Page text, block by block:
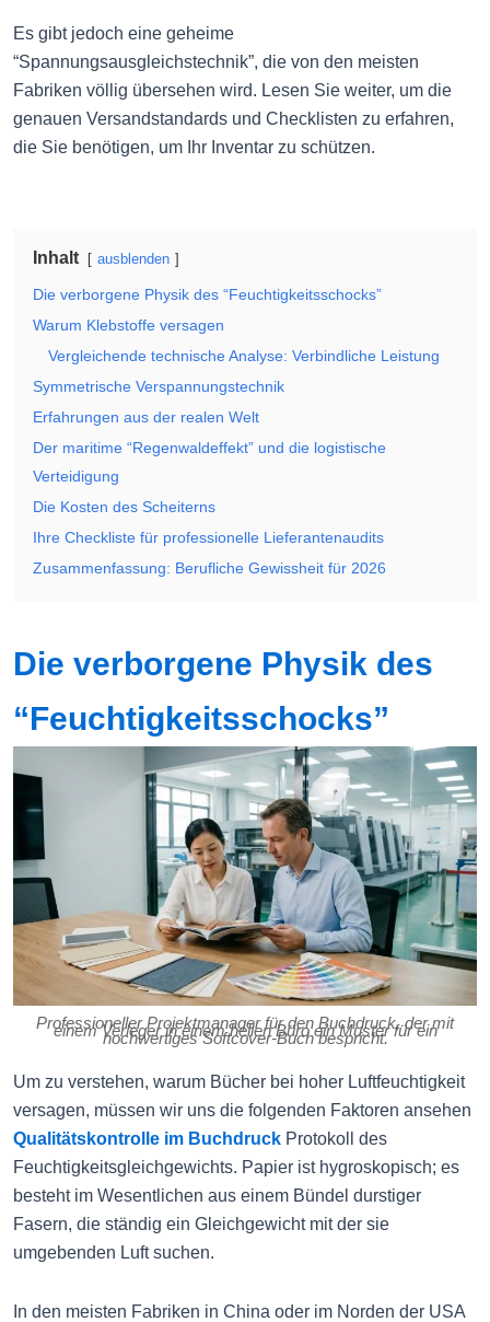
Es gibt jedoch eine geheime
“Spannungsausgleichstechnik”, die von den meisten
Fabriken völlig übersehen wird. Lesen Sie weiter, um die
genauen Versandstandards und Checklisten zu erfahren,
die Sie benötigen, um Ihr Inventar zu schützen.
Inhalt ausblenden
Die verborgene Physik des “Feuchtigkeitsschocks”
Warum Klebstoffe versagen
Vergleichende technische Analyse: Verbindliche Leistung
Symmetrische Verspannungstechnik
Erfahrungen aus der realen Welt
Der maritime “Regenwaldeffekt” und die logistische
Verteidigung
Die Kosten des Scheiterns
Ihre Checkliste für professionelle Lieferantenaudits
Zusammenfassung: Berufliche Gewissheit für 2026
Die verborgene Physik des
“Feuchtigkeitsschocks”
Professioneller Projektmanager für den Buchdruck, der mit
einem Verleger in einem hellen Büro ein Muster für ein
hochwertiges Softcover-Buch bespricht.
Um zu verstehen, warum Bücher bei hoher Luftfeuchtigkeit
versagen, müssen wir uns die folgenden Faktoren ansehen
Qualitätskontrolle im Buchdruck Protokoll des
Feuchtigkeitsgleichgewichts. Papier ist hygroskopisch; es
besteht im Wesentlichen aus einem Bündel durstiger
Fasern, die ständig ein Gleichgewicht mit der sie
umgebenden Luft suchen.
In den meisten Fabriken in China oder im Norden der USA